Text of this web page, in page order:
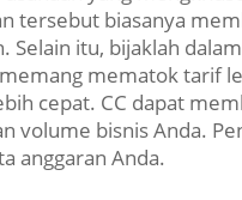
tersebut biasanya
Selain itu, bijaklah
mematok tarif
cepat. CC dapat
volume bisnis Anda.
anggaran Anda.